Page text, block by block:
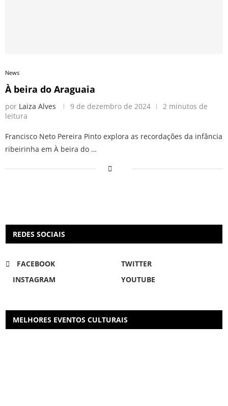
News
À beira do Araguaia
por Laiza Alves 9 de dezembro de 2024
2 minutos de
leitura
Francisco Neto Pereira Pinto explora as recordações da infância
ribeirinha em À beira do …
REDES SOCIAIS
FACEBOOK
TWITTER
INSTAGRAM
YOUTUBE
MELHORES EVENTOS CULTURAIS